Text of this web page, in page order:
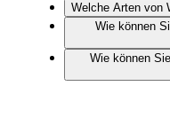
Welche Arten von
Wie können
Wie können